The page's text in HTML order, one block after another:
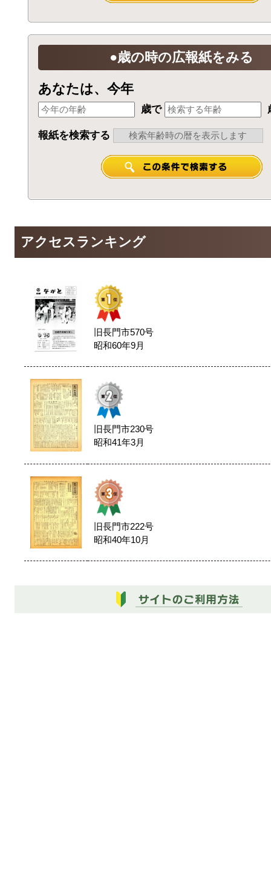
●歳の時の広報紙をみる
あなたは、今年
歳で
報紙を検索する
アクセスランキング
旧長門市570号
昭和60年9月
旧長門市230号
昭和41年3月
旧長門市222号
昭和40年10月